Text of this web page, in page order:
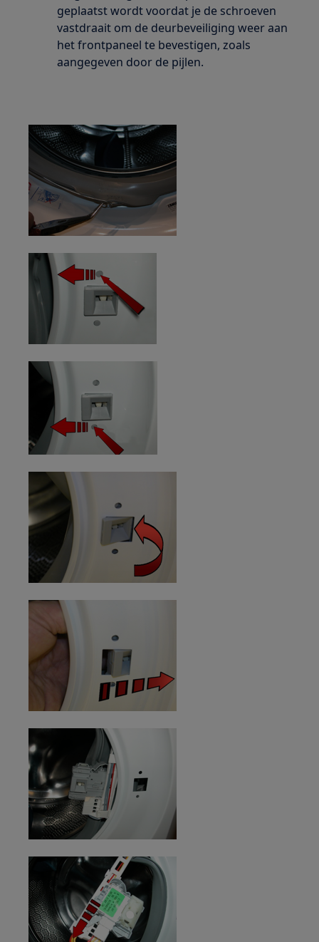
geplaatst wordt voordat je de schroeven
vastdraait om de deurbeveiliging weer aan
het frontpaneel te bevestigen, zoals
aangegeven door de pijlen.